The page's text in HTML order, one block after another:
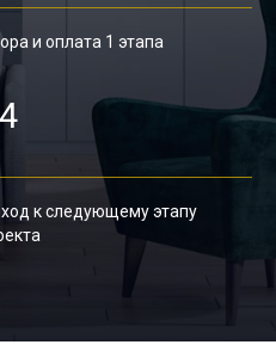
и оплата 1 этапа
4
к следующему этапу